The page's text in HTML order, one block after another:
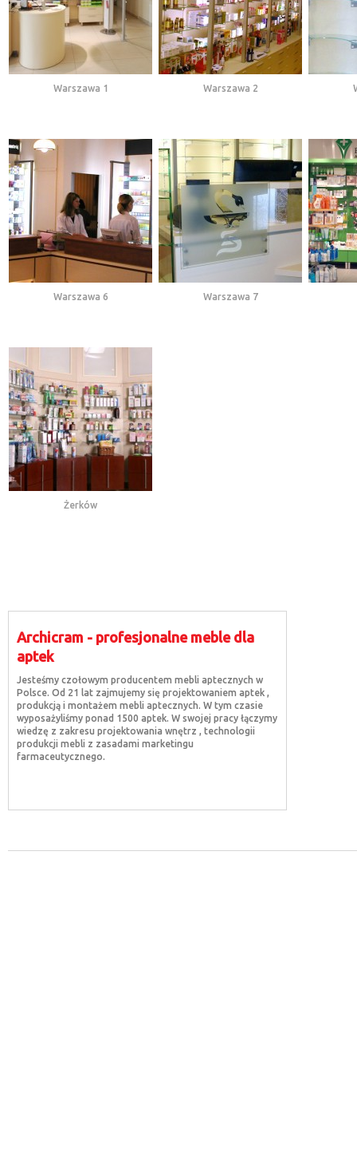
Warszawa 1 Warszawa 2
Warszawa 6 Warszawa 7
Żerków
Archicram - profesjonalne meble dla
aptek
Jesteśmy czołowym producentem mebli aptecznych w
Polsce. Od 21 lat zajmujemy się projektowaniem aptek ,
produkcją i montażem mebli aptecznych. W tym czasie
wyposażyliśmy ponad 1500 aptek. W swojej pracy łączymy
wiedzę z zakresu projektowania wnętrz , technologii
produkcji mebli z zasadami marketingu
farmaceutycznego.